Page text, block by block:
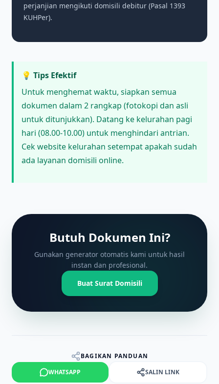
perjanjian mengikuti domisili debitur (Pasal 1393
KUHPer).
💡 Tips Efektif
Untuk menghemat waktu, siapkan semua
dokumen dalam 2 rangkap (fotokopi dan asli
untuk ditunjukkan). Datang ke kelurahan pagi
hari (08.00-10.00) untuk menghindari antrian.
Cek website kelurahan setempat apakah sudah
ada layanan domisili online.
Butuh Dokumen Ini?
Gunakan generator otomatis kami untuk hasil
instan dan profesional.
Buat Surat Domisili
BAGIKAN PANDUAN
WHATSAPP
SALIN LINK